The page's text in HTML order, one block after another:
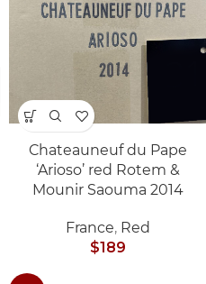
Chateauneuf du Pape
‘Arioso’ red Rotem &
Mounir Saouma 2014
France, Red
$189